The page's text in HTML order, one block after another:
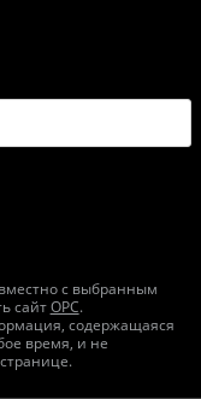
с выбранным
сайтОРС.
содержащаяся
время, и не